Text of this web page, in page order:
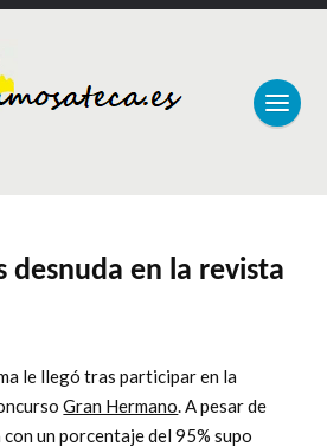
desnuda en la revista
le llegó tras participar en la
Gran Hermano. A pesar de
un porcentaje del 95% supo